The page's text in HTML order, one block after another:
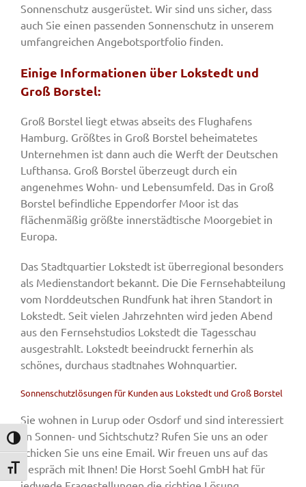
Umschalten auf hohe Kontraste
Schrift vergrößern
Sonnenschutz ausgerüstet. Wir sind uns sicher, dass
auch Sie einen passenden Sonnenschutz in unserem
umfangreichen Angebotsportfolio finden.
Einige Informationen über Lokstedt und
Groß Borstel:
Groß Borstel liegt etwas abseits des Flughafens
Hamburg. Größtes in Groß Borstel beheimatetes
Unternehmen ist dann auch die Werft der Deutschen
Lufthansa. Groß Borstel überzeugt durch ein
angenehmes Wohn- und Lebensumfeld. Das in Groß
Borstel befindliche Eppendorfer Moor ist das
flächenmäßig größte innerstädtische Moorgebiet in
Europa.
Das Stadtquartier Lokstedt ist überregional besonders
als Medienstandort bekannt. Die Die Fernsehabteilung
vom Norddeutschen Rundfunk hat ihren Standort in
Lokstedt. Seit vielen Jahrzehnten wird jeden Abend
aus den Fernsehstudios Lokstedt die Tagesschau
ausgestrahlt. Lokstedt beeindruckt fernerhin als
schönes, durchaus stadtnahes Wohnquartier.
Sonnenschutzlösungen für Kunden aus Lokstedt und Groß Borstel
Sie wohnen in Lurup oder Osdorf und sind interessiert
an Sonnen- und Sichtschutz? Rufen Sie uns an oder
schicken Sie uns eine Email. Wir freuen uns auf das
Gespräch mit Ihnen! Die Horst Soehl GmbH hat für